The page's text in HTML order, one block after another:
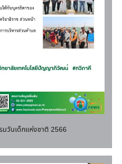
วันเด็กแห่งชาติ 2566